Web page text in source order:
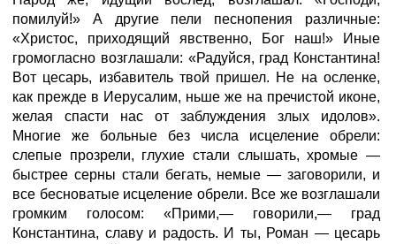
помилуй!» А другие пели песнопения различные:
«Христос, приходящий явственно, Бог наш!» Иные
громогласно возглашали: «Радуйся, град Константина!
Вот цесарь, избавитель твой пришел. Не на осленке,
как прежде в Иерусалим, ньше же на пречистой иконе,
желая спасти нас от заблуждения злых идолов».
Многие же больные без числа исцеление обрели:
слепые прозрели, глухие стали слышать, хромые —
быстрее серны стали бегать, немые — заговорили, и
все бесноватые исцеление обрели. Все же возглашали
громким голосом: «Прими,— говорили,— град
Константина, славу и радость. И ты, Роман — цесарь